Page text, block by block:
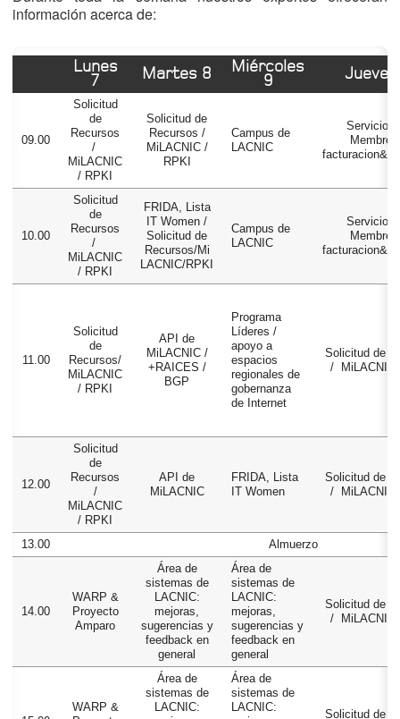
información acerca de:
Lunes
7 Martes 8 Miércoles
9
09.00
Solicitud
de
Recursos
/
MiLACNIC
/ RPKI
Solicitud de
Recursos /
MiLACNIC /
RPKI
Campus de
LACNIC
Servicios
10.00
Solicitud
de
Recursos
/
MiLACNIC
/ RPKI
FRIDA, Lista
IT Women /
Solicitud de
Recursos/Mi
LACNIC/RPKI
Campus de
LACNIC
Servicios
11.00
Solicitud
de
Recursos/
MiLACNIC
/ RPKI
API de
MiLACNIC /
+RAICES /
BGP
Programa
Líderes /
apoyo a
espacios
regionales de
gobernanza
de Internet
Solicitud de
/ MiLACNIC
12.00
Solicitud
de
Recursos
/
MiLACNIC
/ RPKI
API de
MiLACNIC
FRIDA, Lista
IT Women
Solicitud de
/ MiLACNIC
13.00 Almuerzo
14.00
WARP &
Proyecto
Amparo
Área de
sistemas de
LACNIC:
mejoras,
sugerencias y
feedback en
general
Área de
sistemas de
LACNIC:
mejoras,
sugerencias y
feedback en
general
Solicitud de
/ MiLACNIC
WARP &
Área de
sistemas de
LACNIC:
Área de
sistemas de
LACNIC:
Solicitud de